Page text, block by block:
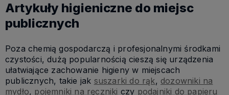
Artykuły higieniczne do miejsc
publicznych
Poza chemią gospodarczą i profesjonalnymi środkami
czystości, dużą popularnością cieszą się urządzenia
ułatwiające zachowanie higieny w miejscach
publicznych, takie jak suszarki do rąk, dozowniki na
mydło, pojemniki na ręczniki czy podajniki do papieru